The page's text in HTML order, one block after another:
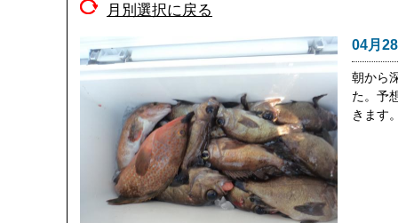
月別選択に戻る
04月
朝から
た。予
きます